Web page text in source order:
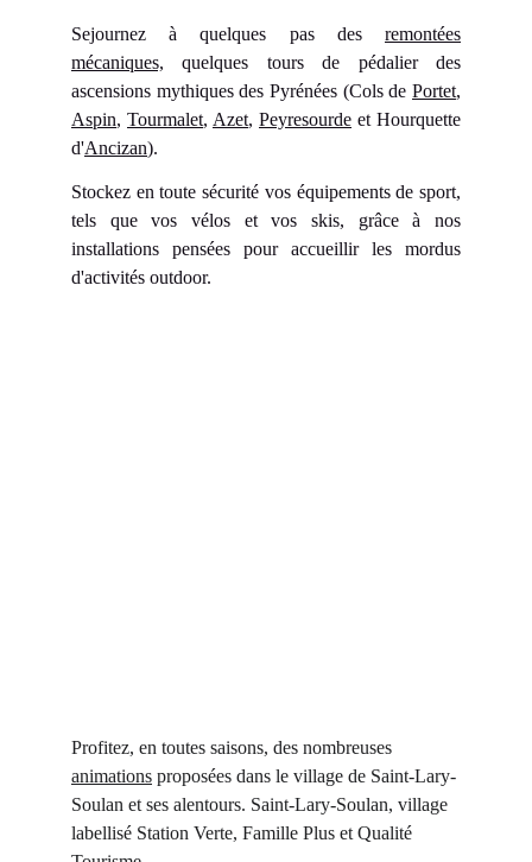
Sejournez à quelques pas des remontées
mécaniques, quelques tours de pédalier des
ascensions mythiques des Pyrénées (Cols de Portet,
Aspin, Tourmalet, Azet, Peyresourde et Hourquette
d'Ancizan).
Stockez en toute sécurité vos équipements de sport,
tels que vos vélos et vos skis, grâce à nos
installations pensées pour accueillir les mordus
d'activités outdoor.
Profitez, en toutes saisons, des nombreuses
animations proposées dans le village de Saint-Lary-
Soulan et ses alentours. Saint-Lary-Soulan, village
labellisé Station Verte, Famille Plus et Qualité